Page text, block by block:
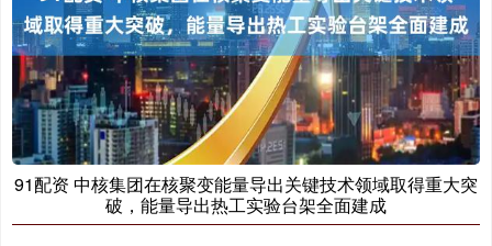
91配资 中核集团在核聚变能量导出关键技术领域取得重大突
破，能量导出热工实验台架全面建成